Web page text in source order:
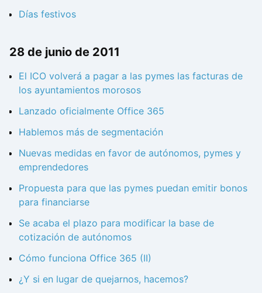
Días festivos
28 de junio de 2011
El ICO volverá a pagar a las pymes las facturas de
los ayuntamientos morosos
Lanzado oficialmente Office 365
Hablemos más de segmentación
Nuevas medidas en favor de autónomos, pymes y
emprendedores
Propuesta para que las pymes puedan emitir bonos
para financiarse
Se acaba el plazo para modificar la base de
cotización de autónomos
Cómo funciona Office 365 (II)
¿Y si en lugar de quejarnos, hacemos?